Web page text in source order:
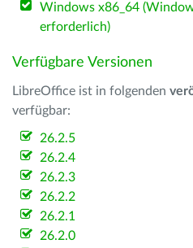
Windows x86_64
erforderlich)
Verfügbare Versionen
LibreOffice ist in folgenden
verfügbar:
26.2.5
26.2.4
26.2.3
26.2.2
26.2.1
26.2.0